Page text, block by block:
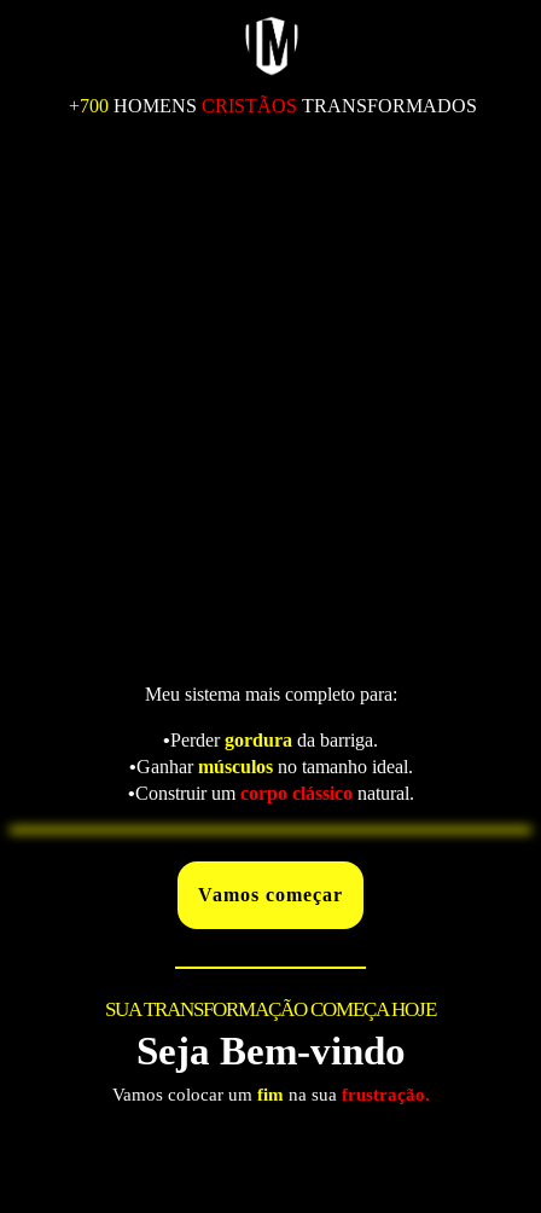
+700 HOMENS CRISTÃOS TRANSFORMADOS
Meu sistema mais completo para:
•Perdergordura da barriga.
•Ganharmúsculos no tamanho ideal.
•Construir um corpo clássiconatural.
Vamos começar
SUA TRANSFORMAÇÃO COMEÇA HOJE
Seja Bem-vindo
Vamos colocar um fim na sua frustração.